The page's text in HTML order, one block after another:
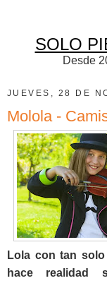
SOLO
Desde
JUEVES, 28 DE
Molola -
Lola con tan
hace realidad